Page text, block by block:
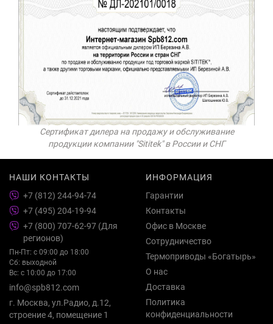
Сертификат дилера на продажу и обслуживание
продукции компании "Sititek" в России и СНГ
НАШИ КОНТАКТЫ
+7 (812) 244-94-74
+7 (495) 204-19-94
+7 (800) 707-62-97 (Для
регионов)
Пн-Пт: с 09:00 до 18:00
Сб: выходной
Вс: с 10:00 до 17:00
info@spb812.com
г. Москва, ул.Радио, д.12,
строение 4, помещение 1
ИНФОРМАЦИЯ
Гарантии
Контакты
Офис в Москве
Сотрудничество
Термоприводы «Богатырь»
О нас
Доставка
Политика
конфиденциальности